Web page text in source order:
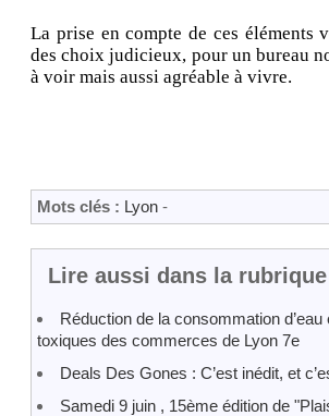
La prise en compte de ces éléments
des choix judicieux, pour un bureau
à voir mais aussi agréable à vivre.
Mots clés : Lyon -
Lire aussi dans la
Réduction de la consommation
toxiques des commerces de Lyon 7e
Deals Des Gones : C’est inédit, et
Samedi 9 juin , 15ème édition de